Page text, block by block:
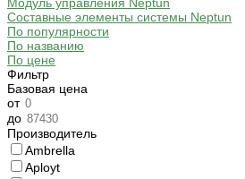
Модуль управления Neptun
Составные элементы системы Neptun
По популярности
По названию
По цене
Фильтр
Базовая цена
от
до
Производитель
Ambrella
Aployt